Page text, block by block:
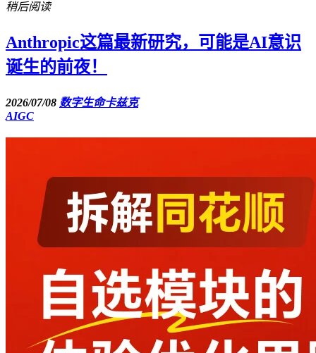
稍后阅读
Anthropic这篇最新研究，可能是AI意识
诞生的前夜！
2026/07/08 数字生命卡兹克
AIGC